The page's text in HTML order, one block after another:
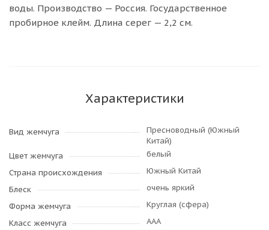
воды. Производство — Россия. Государственное
пробирное клейм. Длина серег — 2,2 см.
Характеристики
Вид жемчуга
Пресноводный (Южный
Китай)
Цвет жемчуга
белый
Страна происхождения
Южный Китай
Блеск
очень яркий
Форма жемчуга
Круглая (сфера)
Класс жемчуга
AAA